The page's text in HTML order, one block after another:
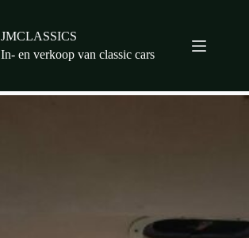
JMCLASSICS
In- en verkoop van classic cars